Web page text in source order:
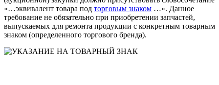
«…эквивалент товара под торговым знаком …». Данное
требование не обязательно при приобретении запчастей,
выпускаемых для ремонта продукции с конкретным товарным
знаком (определенного торгового бренда).